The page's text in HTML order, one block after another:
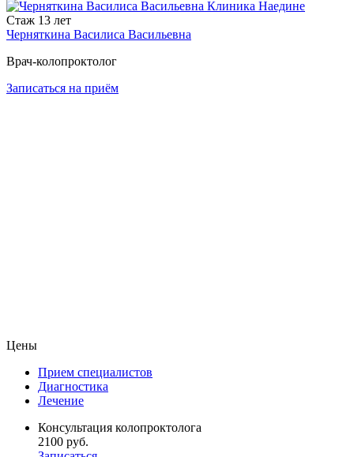
Стаж 13 лет
Черняткина Василиса Васильевна
Врач-колопроктолог
Записаться на приём
Цены
Прием специалистов
Диагностика
Лечение
Консультация колопроктолога
2100 руб.